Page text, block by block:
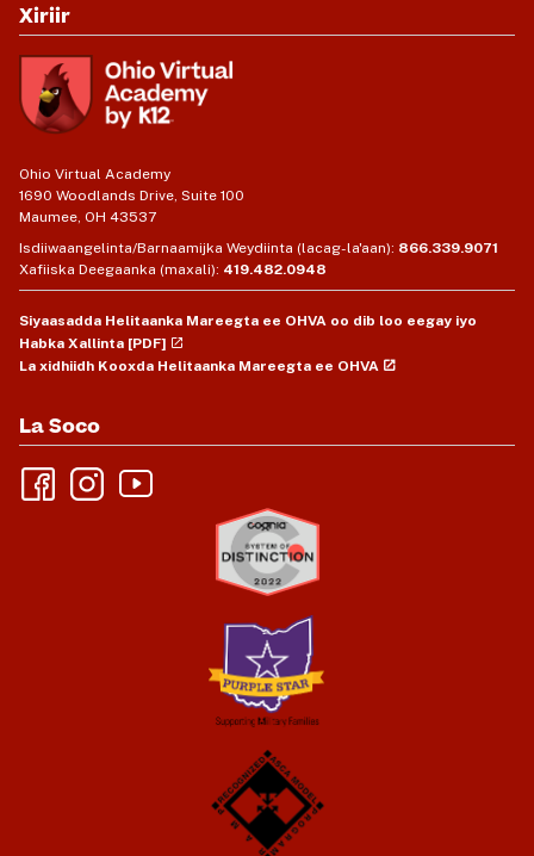
Xiriir
Ohio Virtual Academy
1690 Woodlands Drive, Suite 100
Maumee, OH 43537
Isdiiwaangelinta/Barnaamijka Weydiinta (lacag-la'aan): 866.339.9071
Xafiiska Deegaanka (maxali): 419.482.0948
Siyaasadda Helitaanka Mareegta ee OHVA oo dib loo eegay iyo
Habka Xallinta [PDF]
La xidhiidh Kooxda Helitaanka Mareegta ee OHVA
La Soco